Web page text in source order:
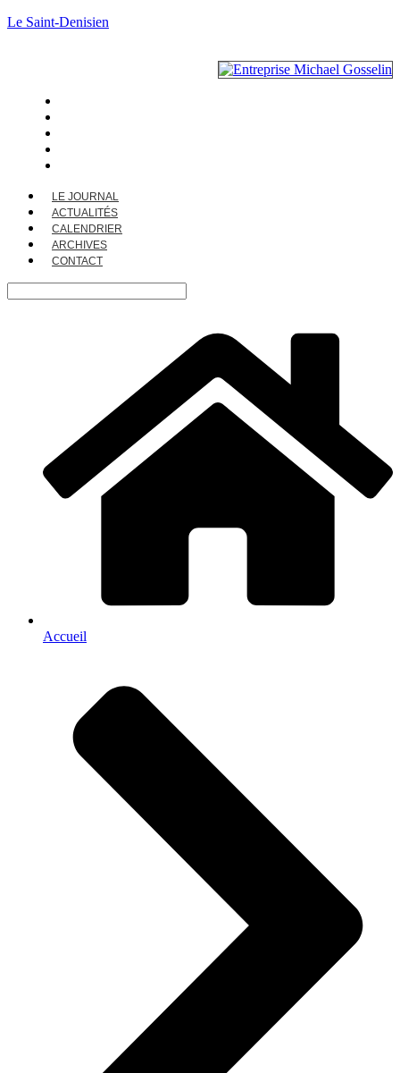
Le Saint-Denisien
LE JOURNAL
ACTUALITÉS
CALENDRIER
ARCHIVES
CONTACT
Accueil